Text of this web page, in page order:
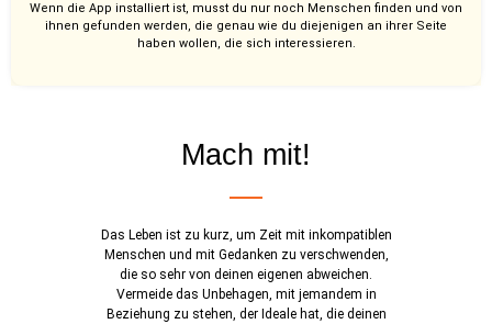
Wenn die App installiert ist, musst du nur noch Menschen finden und von
ihnen gefunden werden, die genau wie du diejenigen an ihrer Seite
haben wollen, die sich interessieren.
Mach mit!
Das Leben ist zu kurz, um Zeit mit inkompatiblen
Menschen und mit Gedanken zu verschwenden,
die so sehr von deinen eigenen abweichen.
Vermeide das Unbehagen, mit jemandem in
Beziehung zu stehen, der Ideale hat, die deinen